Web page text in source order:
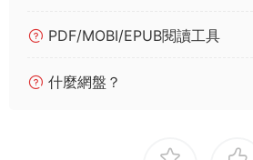
PDF/MOBI/EPUB閱讀工具
什麼網盤？